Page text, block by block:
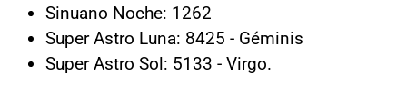
Sinuano Noche: 1262
Super Astro Luna: 8425 - Géminis
Super Astro Sol: 5133 - Virgo.